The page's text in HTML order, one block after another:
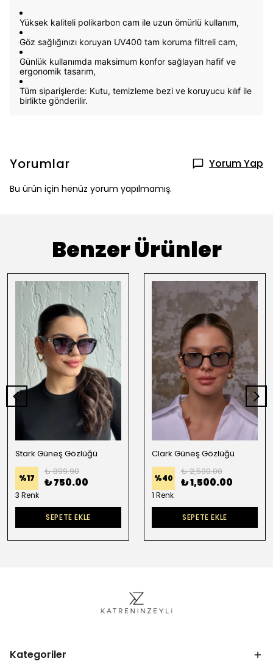
Yüksek kaliteli polikarbon cam ile uzun ömürlü kullanım,
Göz sağlığınızı koruyan UV400 tam koruma filtreli cam,
Günlük kullanımda maksimum konfor sağlayan hafif ve
ergonomik tasarım,
Tüm siparişlerde: Kutu, temizleme bezi ve koruyucu kılıf ile
birlikte gönderilir.
Yorumlar Yorum Yap
Bu ürün için henüz yorum yapılmamış.
Benzer Ürünler
Stark Güneş Gözlüğü
%17
₺ 899.90
₺ 750.00
3 Renk
SEPETE EKLE
Clark Güneş Gözlüğü
%40
₺ 2,500.00
₺ 1,500.00
1 Renk
SEPETE EKLE
Kategoriler